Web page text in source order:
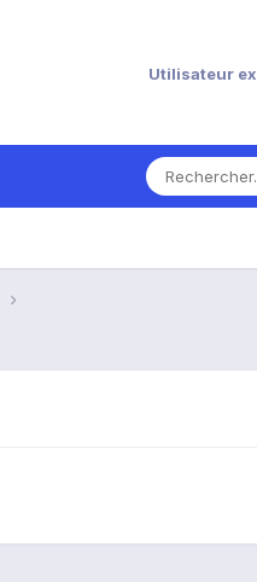
Utilisateur